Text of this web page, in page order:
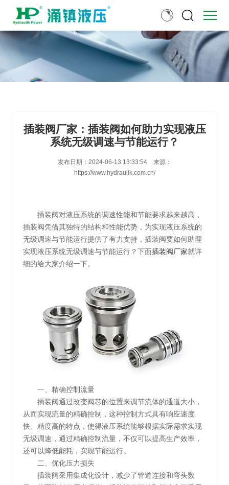
插装阀厂家：插装阀如何助力实现液压
系统无级调速与节能运行？
发布日期： 2024-06-13 13:33:54
来源：
https://www.hydraulik.com.cn/
插装阀对液压系统的调速性能和节能要求越来越高，
插装阀凭借其独特的结构和性能优势，为实现液压系统的
无级调速与节能运行提供了有力支持，插装阀要如何助理
实现液压系统无级调速与节能运行？下面插装阀厂家就详
细的给大家介绍一下。
一、精确控制流量
插装阀通过改变阀芯的位置来调节流体的通道大小，
从而实现流量的精确控制，这种控制方式具有响应速度
快、精度高的特点，使得液压系统能够根据实际需求实现
无级调速，通过精确控制流量，不仅可以提高生产效率，
还可以降低能耗，实现节能运行。
二、优化压力损失
插装阀采用集成化设计，减少了管道连接和弯头数